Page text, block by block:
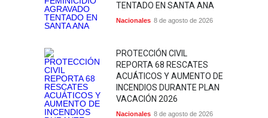
TENTADO EN SANTA ANA
Nacionales 8 de agosto de 2026
PROTECCIÓN CIVIL
REPORTA 68 RESCATES
ACUÁTICOS Y AUMENTO DE
INCENDIOS DURANTE PLAN
VACACIÓN 2026
Nacionales 8 de agosto de 2026